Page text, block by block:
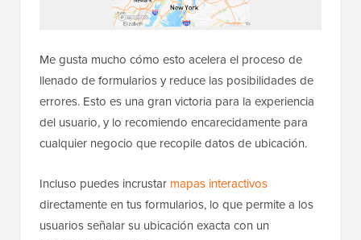
Me gusta mucho cómo esto acelera el proceso de
llenado de formularios y reduce las posibilidades de
errores. Esto es una gran victoria para la experiencia
del usuario, y lo recomiendo encarecidamente para
cualquier negocio que recopile datos de ubicación.
Incluso puedes incrustar mapas interactivos
directamente en tus formularios, lo que permite a los
usuarios señalar su ubicación exacta con un